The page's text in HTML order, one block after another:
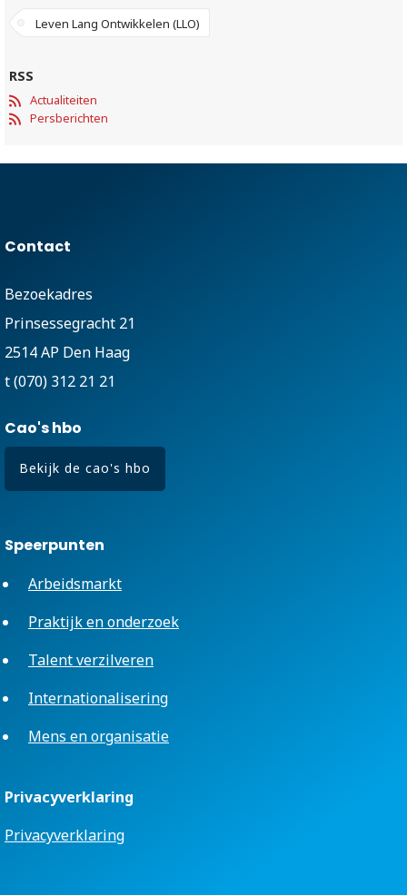
Leven Lang Ontwikkelen (LLO)
RSS
Actualiteiten
Persberichten
Contact
Bezoekadres
Prinsessegracht 21
2514 AP Den Haag
t (070) 312 21 21
Cao's hbo
Bekijk de cao's hbo
Speerpunten
Arbeidsmarkt
Praktijk en onderzoek
Talent verzilveren
Internationalisering
Mens en organisatie
Privacyverklaring
Privacyverklaring